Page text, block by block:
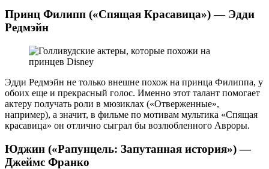
Принц Филипп («Спящая Красавица») — Эдди
Редмэйн
Эдди Редмэйн не только внешне похож на принца Филиппа, у
обоих еще и прекрасный голос. Именно этот талант помогает
актеру получать роли в мюзиклах («Отверженные»,
например), а значит, в фильме по мотивам мультика «Спящая
красавица» он отлично сыграл бы возлюбленного Авроры.
Юджин («Рапунцель: Запутанная история») —
Джеймс Франко